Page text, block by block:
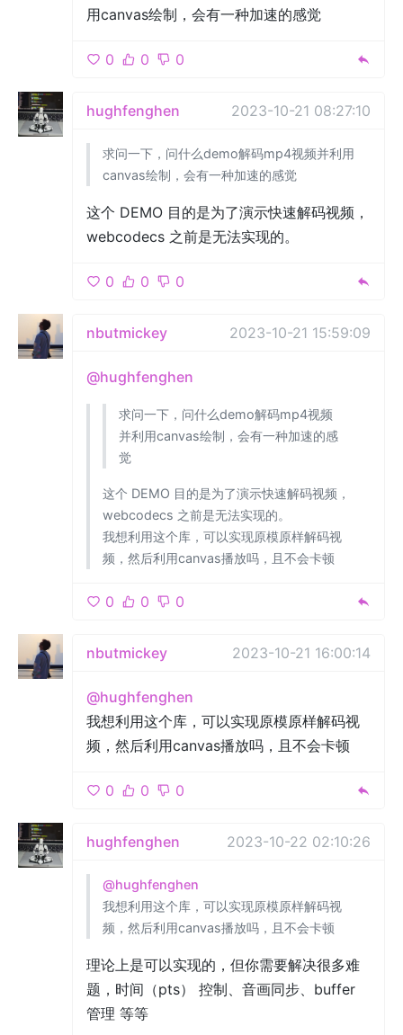
用canvas绘制，会有一种加速的感觉
0 0 0
hughfenghen 2023-10-21 08:27:10
求问一下，问什么demo解码mp4视频并利用
canvas绘制，会有一种加速的感觉
这个 DEMO 目的是为了演示快速解码视频，
webcodecs 之前是无法实现的。
0 0 0
nbutmickey 2023-10-21 15:59:09
@hughfenghen
求问一下，问什么demo解码mp4视频
并利用canvas绘制，会有一种加速的感
觉
这个 DEMO 目的是为了演示快速解码视频，
webcodecs 之前是无法实现的。
我想利用这个库，可以实现原模原样解码视
频，然后利用canvas播放吗，且不会卡顿
0 0 0
nbutmickey 2023-10-21 16:00:14
@hughfenghen
我想利用这个库，可以实现原模原样解码视
频，然后利用canvas播放吗，且不会卡顿
0 0 0
hughfenghen 2023-10-22 02:10:26
@hughfenghen
我想利用这个库，可以实现原模原样解码视
频，然后利用canvas播放吗，且不会卡顿
理论上是可以实现的，但你需要解决很多难
题，时间（pts） 控制、音画同步、buffer
管理 等等